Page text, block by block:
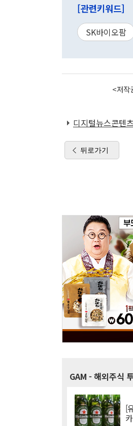
[관련키워드]
SK바이오팜
<저작
디지털뉴스콘텐
뒤로가기
GAM - 해외주식
[